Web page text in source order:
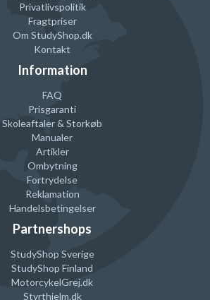
Privatlivspolitik
Fragtpriser
Om StudyShop.dk
Kontakt
Information
FAQ
Prisgaranti
Skoleaftaler & Storkøb
Manualer
Artikler
Ombytning
Fortrydelse
Reklamation
Handelsbetingelser
Partnershops
StudyShop Sverige
StudyShop Finland
MotorcykelGrej.dk
Styrthjelm.dk